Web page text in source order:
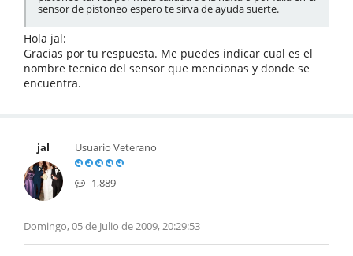
sensor de pistoneo espero te sirva de ayuda suerte.
Hola jal:
Gracias por tu respuesta. Me puedes indicar cual es el
nombre tecnico del sensor que mencionas y donde se
encuentra.
jal Usuario Veterano
1,889
Domingo, 05 de Julio de 2009, 20:29:53